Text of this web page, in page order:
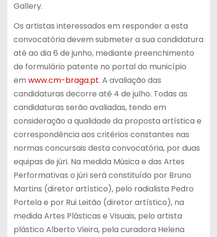
Gallery.
Os artistas interessados em responder a esta
convocatória devem submeter a sua candidatura
até ao dia 6 de junho, mediante preenchimento
de formulário patente no portal do município
em www.cm-braga.pt. A avaliação das
candidaturas decorre até 4 de julho. Todas as
candidaturas serão avaliadas, tendo em
consideração a qualidade da proposta artística e
correspondência aos critérios constantes nas
normas concursais desta convocatória, por duas
equipas de júri. Na medida Música e das Artes
Performativas o júri será constituído por Bruno
Martins (diretor artístico), pelo radialista Pedro
Portela e por Rui Leitão (diretor artístico), na
medida Artes Plásticas e Visuais, pelo artista
plástico Alberto Vieira, pela curadora Helena